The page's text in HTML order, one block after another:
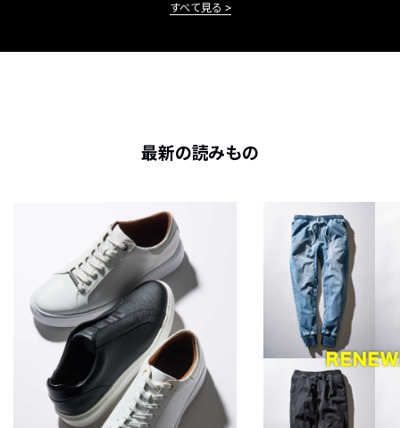
すべて見る
最新の読みもの